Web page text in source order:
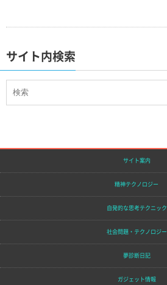
サイト内検索
サイト案内
精神テクノロジー
自発的な思考テクニック
社会問題・テクノロジー
夢診断日記
ガジェット情報